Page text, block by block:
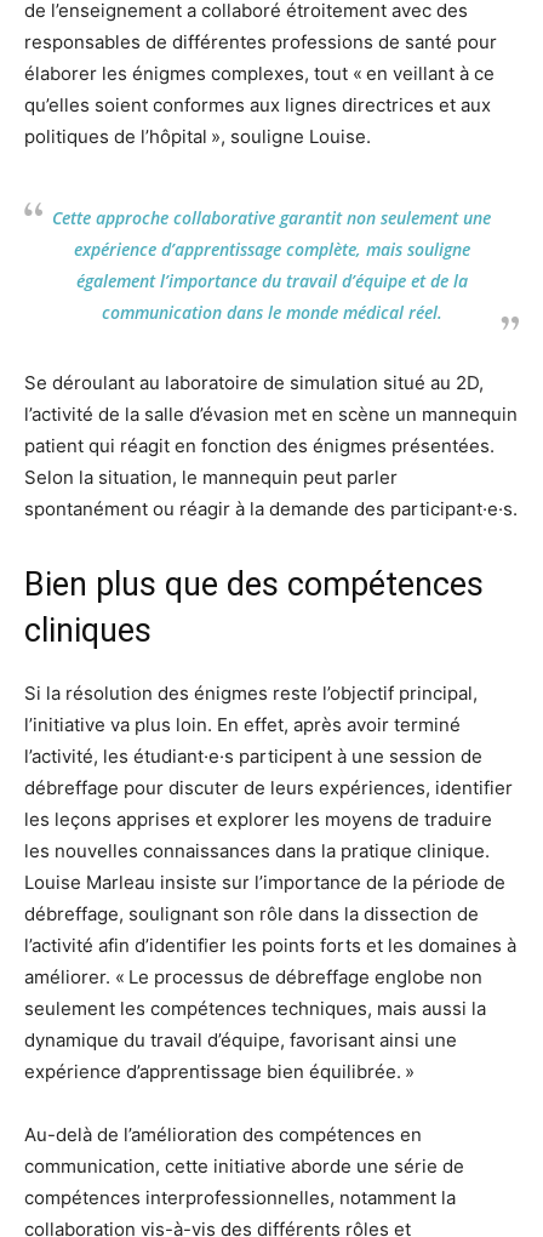
de l’enseignement a collaboré étroitement avec des
responsables de différentes professions de santé pour
élaborer les énigmes complexes, tout « en veillant à ce
qu’elles soient conformes aux lignes directrices et aux
politiques de l’hôpital », souligne Louise.
Cette approche collaborative garantit non seulement une
expérience d’apprentissage complète, mais souligne
également l’importance du travail d’équipe et de la
communication dans le monde médical réel.
Se déroulant au laboratoire de simulation situé au 2D,
l’activité de la salle d’évasion met en scène un mannequin
patient qui réagit en fonction des énigmes présentées.
Selon la situation, le mannequin peut parler
spontanément ou réagir à la demande des participant·e·s.
Bien plus que des compétences
cliniques
Si la résolution des énigmes reste l’objectif principal,
l’initiative va plus loin. En effet, après avoir terminé
l’activité, les étudiant·e·s participent à une session de
débreffage pour discuter de leurs expériences, identifier
les leçons apprises et explorer les moyens de traduire
les nouvelles connaissances dans la pratique clinique.
Louise Marleau insiste sur l’importance de la période de
débreffage, soulignant son rôle dans la dissection de
l’activité afin d’identifier les points forts et les domaines à
améliorer. « Le processus de débreffage englobe non
seulement les compétences techniques, mais aussi la
dynamique du travail d’équipe, favorisant ainsi une
expérience d’apprentissage bien équilibrée. »
Au-delà de l’amélioration des compétences en
communication, cette initiative aborde une série de
compétences interprofessionnelles, notamment la
collaboration vis-à-vis des différents rôles et